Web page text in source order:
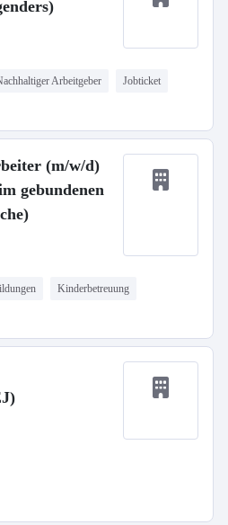
Arbeitgeber Jobticket
(m/w/d)
gebundenen
Kinderbetreuung